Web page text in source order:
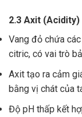
2.3 Axit (Acidity)
Vang đỏ chứa
citric, có vai trò
Axit tạo ra cảm
bằng vị chát của
Độ pH thấp kết